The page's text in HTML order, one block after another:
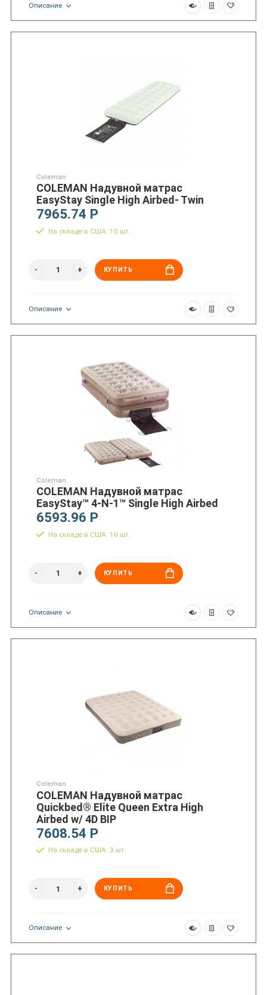
Описание
Coleman
COLEMAN Надувной матрас
EasyStay Single High Airbed- Twin
7965.74 Р
На складе в США: 10 шт.
КУПИТЬ
Описание
Coleman
COLEMAN Надувной матрас
EasyStay™ 4-N-1™ Single High Airbed
6593.96 Р
На складе в США: 10 шт.
КУПИТЬ
Описание
Coleman
COLEMAN Надувной матрас
Quickbed® Elite Queen Extra High
Airbed w/ 4D BIP
7608.54 Р
На складе в США: 3 шт.
КУПИТЬ
Описание